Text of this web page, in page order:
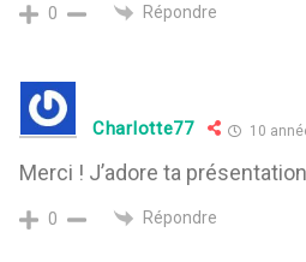
0 Répondre
Charlotte77 10
Merci ! J’adore ta
0 Répondre